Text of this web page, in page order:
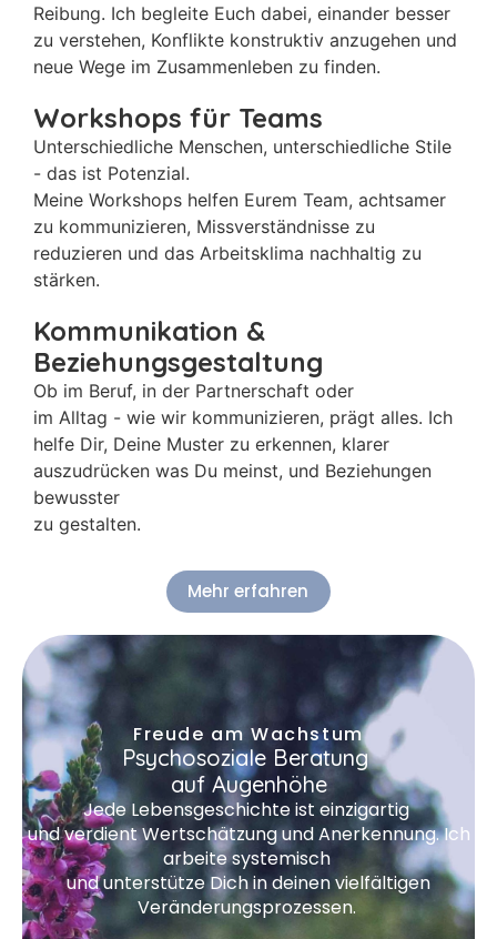
Reibung. Ich begleite Euch dabei, einander besser
zu verstehen, Konflikte konstruktiv anzugehen und
neue Wege im Zusammenleben zu finden.
Workshops für Teams
Unterschiedliche Menschen, unterschiedliche Stile
- das ist Potenzial.
Meine Workshops helfen Eurem Team, achtsamer
zu kommunizieren, Missverständnisse zu
reduzieren und das Arbeitsklima nachhaltig zu
stärken.
Kommunikation &
Beziehungsgestaltung
Ob im Beruf, in der Partnerschaft oder
im Alltag - wie wir kommunizieren, prägt alles. Ich
helfe Dir, Deine Muster zu erkennen, klarer
auszudrücken was Du meinst, und Beziehungen
bewusster
zu gestalten.
Mehr erfahren
Freude am Wachstum
Psychosoziale Beratung
auf Augenhöhe
Jede Lebensgeschichte ist einzigartig
undverdientWertschätzungund Anerkennung.Ich
arbeite systemisch
und unterstütze Dich in deinen vielfältigen
Veränderungsprozessen.